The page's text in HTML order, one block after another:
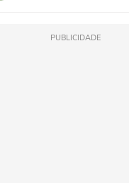
PUBLICIDADE